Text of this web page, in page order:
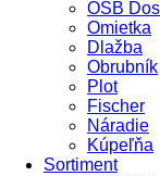
OSB
Omietka
Dlažba
Obrubník
Plot
Fischer
Náradie
Kúpeľňa
Sortiment